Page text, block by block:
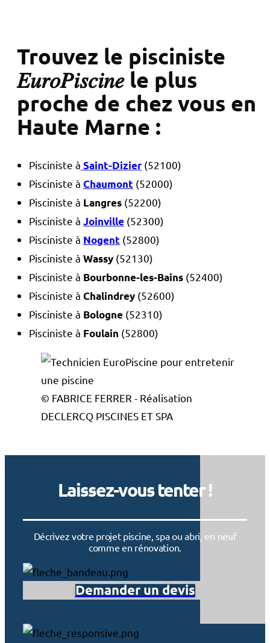
Trouvez le pisciniste
𝐸𝑢𝑟𝑜𝑃𝑖𝑠𝑐𝑖𝑛𝑒 le plus
proche de chez vous en
Haute Marne :
Pisciniste à Saint-Dizier (52100)
Pisciniste à Chaumont (52000)
Pisciniste à Langres (52200)
Pisciniste à Joinville (52300)
Pisciniste à Nogent (52800)
Pisciniste à Wassy (52130)
Pisciniste à Bourbonne-les-Bains (52400)
Pisciniste à Chalindrey (52600)
Pisciniste à Bologne (52310)
Pisciniste à Foulain (52800)
© FABRICE FERRER - Réalisation
DECLERCQ PISCINES ET SPA
Laissez-vous tenter !
Décrivez votre projet piscine, spa ou abri, en neuf
comme en rénovation.
Demander un devis